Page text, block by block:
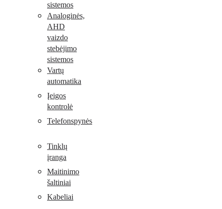
sistemos
Analoginės,
AHD
vaizdo
stebėjimo
sistemos
Vartų
automatika
Įeigos
kontrolė
Telefonspynės
Tinklų
įranga
Maitinimo
šaltiniai
Kabeliai